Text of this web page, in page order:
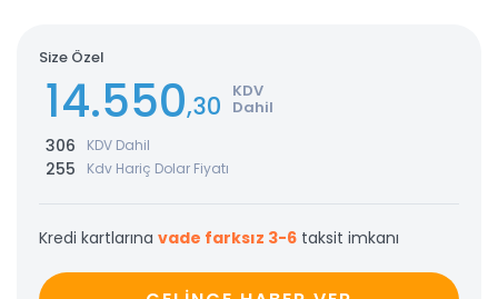
Size Özel
14.550,30 KDV
Dahil
306 KDV Dahil
255 Kdv Hariç Dolar Fiyatı
Kredi kartlarına vade farksız 3-6 taksit imkanı